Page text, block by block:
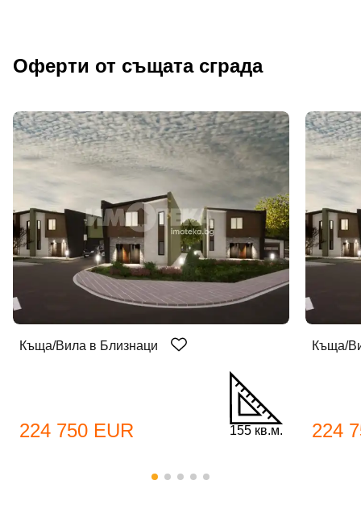
Добре дошъл!
Оферти от същата сграда
Къща/Вила в Близнаци
224 750 EUR 155 кв.м.
Къща/
224